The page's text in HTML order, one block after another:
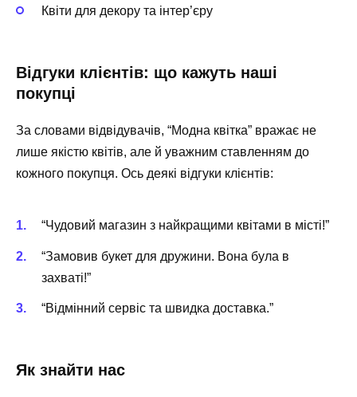
Квіти для декору та інтер’єру
Відгуки клієнтів: що кажуть наші
покупці
За словами відвідувачів, “Модна квітка” вражає не
лише якістю квітів, але й уважним ставленням до
кожного покупця. Ось деякі відгуки клієнтів:
“Чудовий магазин з найкращими квітами в місті!”
“Замовив букет для дружини. Вона була в
захваті!”
“Відмінний сервіс та швидка доставка.”
Як знайти нас